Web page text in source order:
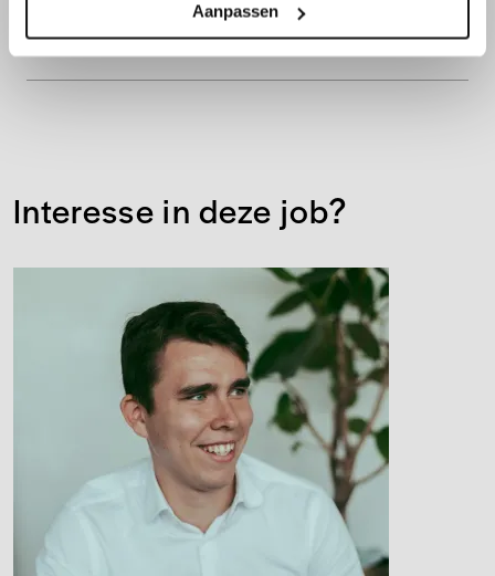
Aanpassen
NederlandstaligofFranstalig
de interne communicatie
Interesse in deze job?